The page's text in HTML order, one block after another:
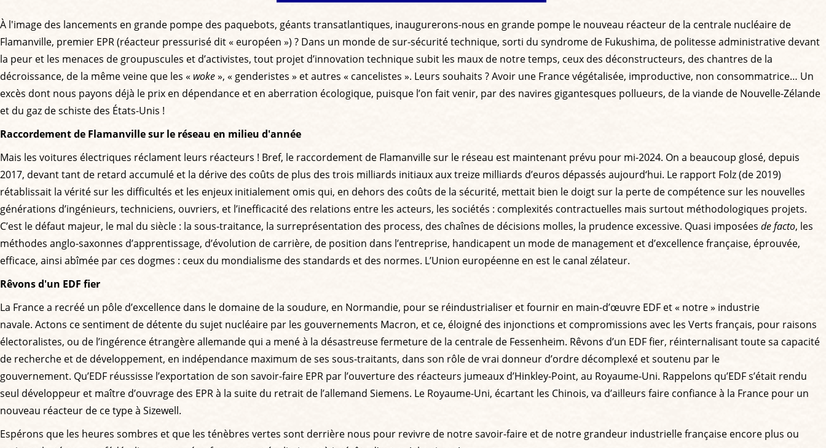
À l'image des lancements en grande pompe des paquebots, géants transatlantiques, inaugurerons-nous en grande pompe le nouveau réacteur de la centrale nucléaire de
Flamanville, premier EPR (réacteur pressurisé dit « européen ») ? Dans un monde de sur-sécurité technique, sorti du syndrome de Fukushima, de politesse administrative devant
la peur et les menaces de groupuscules et d’activistes, tout projet d’innovation technique subit les maux de notre temps, ceux des déconstructeurs, des chantres de la
décroissance, de la même veine que les « woke», « genderistes » et autres « cancelistes ». Leurs souhaits ? Avoir une France végétalisée, improductive, non consommatrice… Un
excès dont nous payons déjà le prix en dépendance et en aberration écologique, puisque l’on fait venir, par des navires gigantesques pollueurs, de la viande de Nouvelle-Zélande
et du gaz de schiste des États-Unis !
Raccordement de Flamanville sur le réseau en milieu d'année
Mais les voitures électriques réclament leurs réacteurs ! Bref, le raccordement de Flamanville sur le réseau est maintenant prévu pour mi-2024. On a beaucoup glosé, depuis
2017, devant tant de retard accumulé et la dérive des coûts de plus des trois milliards initiaux aux treize milliards d’euros dépassés aujourd‘hui. Le rapport Folz (de 2019)
rétablissait la vérité sur les difficultés et les enjeux initialement omis qui, en dehors des coûts de la sécurité, mettait bien le doigt sur la perte de compétence sur les nouvelles
générations d’ingénieurs, techniciens, ouvriers, et l’inefficacité des relations entre les acteurs, les sociétés : complexités contractuelles mais surtout méthodologiques projets.
C’est le défaut majeur, le mal du siècle : la sous-traitance, la surreprésentation des process, des chaînes de décisions molles, la prudence excessive. Quasi imposées de facto, les
méthodes anglo-saxonnes d’apprentissage, d’évolution de carrière, de position dans l’entreprise, handicapent un mode de management et d’excellence française, éprouvée,
efficace, ainsi abîmée par ces dogmes : ceux du mondialisme des standards et des normes. L’Union européenne en est le canal zélateur.
Rêvons d'un EDF fier
La France a recréé un pôle d’excellence dans le domaine de la soudure, en Normandie, pour se réindustrialiser et fournir en main-d’œuvre EDF et « notre » industrie
navale. Actons ce sentiment de détente du sujet nucléaire par les gouvernements Macron, et ce, éloigné des injonctions et compromissions avec les Verts français, pour raisons
électoralistes, ou de l’ingérence étrangère allemande qui a mené à la désastreuse fermeture de la centrale de Fessenheim. Rêvons d’un EDF fier, réinternalisant toute sa capacité
de recherche et de développement, en indépendance maximum de ses sous-traitants, dans son rôle de vrai donneur d’ordre décomplexé et soutenu par le
gouvernement. Qu’EDF réussisse l’exportation de son savoir-faire EPR par l’ouverture des réacteurs jumeaux d’Hinkley-Point, au Royaume-Uni. Rappelons qu’EDF s’était rendu
seul développeur et maître d’ouvrage des EPR à la suite du retrait de l’allemand Siemens. Le Royaume-Uni, écartant les Chinois, va d’ailleurs faire confiance à la France pour un
nouveau réacteur de ce type à Sizewell.
Espérons que les heures sombres et que les ténèbres vertes sont derrière nous pour revivre de notre savoir-faire et de notre grandeur industrielle française encore plus ou